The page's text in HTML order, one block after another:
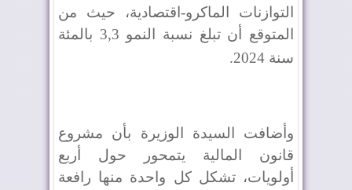
التوازنات الماكرو-اقتصادية، حيث من
المتوقع أن تبلغ نسبة النمو 3,3 بالمئة
سنة 2024
.
وأضافت السيدة الوزيرة بأن مشروع
قانون المالية يتمحور حول أربع
أولويات، تشكل كل واحدة منها رافعة